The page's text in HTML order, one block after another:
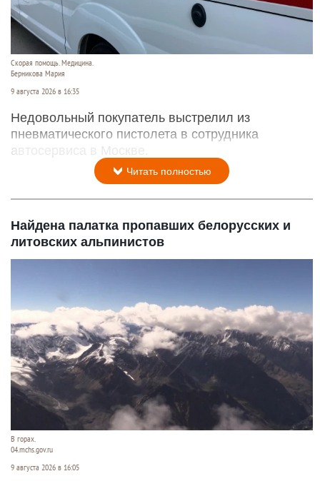
Скорая помощь. Медицина.
Берникова Мария
9 августа 2026 в 16:35
Недовольный покупатель выстрелил из
пневматического пистолета в сотрудника
автосервиса в Москве.
Читать полностью
Найдена палатка пропавших белорусских и
литовских альпинистов
В горах.
04.mchs.gov.ru
9 августа 2026 в 16:05